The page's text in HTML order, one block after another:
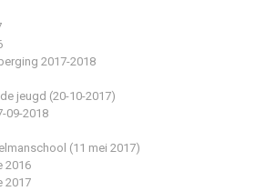
2017-2018
jeugd (20-10-2017)
09-2018
(11 mei 2017)
2016
2017